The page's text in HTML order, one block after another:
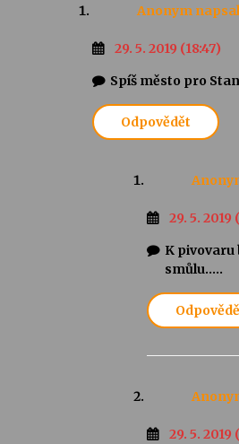
Anonym
29. 5. 2019 (18:47)
Spíš město pro
Odpovědět
29. 5. 2019
K pivovaru
smůlu…..
29. 5. 2019